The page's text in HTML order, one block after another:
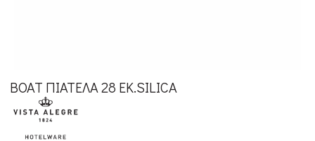
BOAT ΠΙΑΤΕΛΑ 28 ΕΚ.SILICA